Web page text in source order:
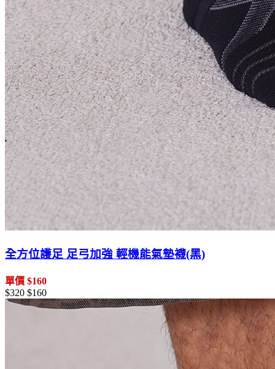
全方位護足 足弓加強 輕機能氣墊襪(黑)
單價 $160
$320 $160